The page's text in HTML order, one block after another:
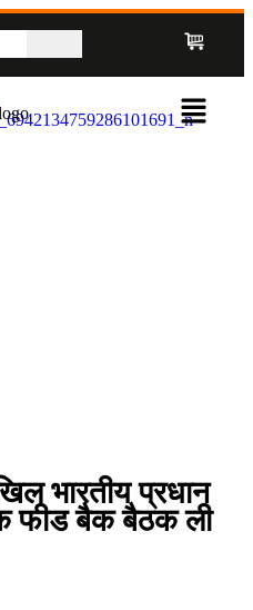
भारतीय प्रधान
फीड बैक बैठक ली